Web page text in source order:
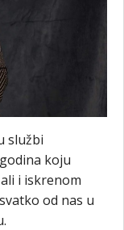
službi
koju
i iskrenom
od nas u